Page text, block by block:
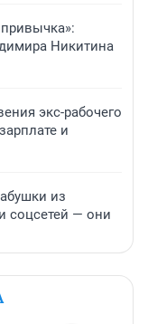
Никитина
экс-рабочего
и
из
соцсетей — они